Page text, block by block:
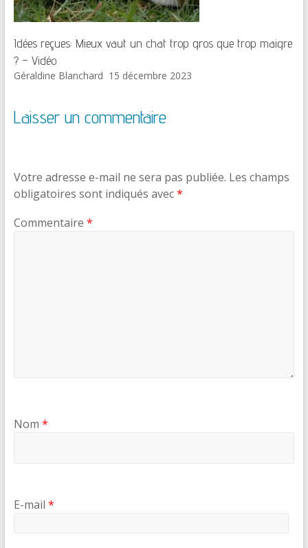
Idées reçues: Mieux vaut un chat trop gros que trop maigre
? – Vidéo
Géraldine Blanchard 15 décembre 2023
Laisser un commentaire
Votre adresse e-mail ne sera pas publiée. Les champs
obligatoires sont indiqués avec*
Commentaire *
Nom *
E-mail *